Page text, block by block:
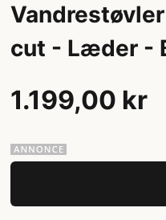
cut - Læder -
1.199,00 kr